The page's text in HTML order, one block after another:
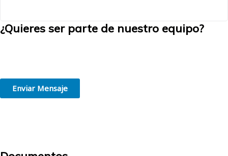
¿Quieres ser parte de nuestro equipo?
Enviar Mensaje